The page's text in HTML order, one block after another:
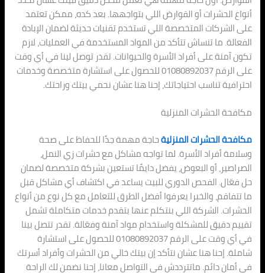
أنواع الحشرات أو القوارض اللي بتواجهها. بعد كده، ممكن تعتمد
على الشركات المتخصصة اللي تستخدم تقنيات حديثة لضمان الإبادة
الفعالة. ما تنساش تتأكد من المواد المستخدمة في العمليات، لازم
تكون آمنة على أفراد الأسرة والحيوانات. تقدر توصل لينا في أي وقت
على الرقم 01080892037 للحصول على استشارة متخصصة وخدمات
احترافية تناسب احتياجاتك، إحنا هنا عشان نحمي بيتك وراحتك.
مكافحة الحشرات المنزلية
مكافحة الحشرات المنزليةحاجة مهمة جدًا للحفاظ على صحة
وسلامة أفراد الأسرة. لما تواجه مشاكل مع حشرات زي النمل،
الصراصير، أو البعوض، يفضل دايمًا تستعين بشركة متخصصة لضمان
حل فعّال. الفحص الدوري للبيت يساعد في اكتشاف أي مشاكل قبل
ما تتفاقم، والخبرا يعرفوا أفضل الطرق للتعامل مع كل نوع من أنواع
الحشرات. الشركة اللي بنتكلم عنها بتقدم خدمات متكاملة تشمل
تقييم دقيق للمشكلة واستخدام مواد آمنة وفعّالة. تقدر تتصل بينا
في أي وقت على الرقم 01080892037 للحصول على استشارة
شاملة. إحنا هنا عشان نتأكد إن بيتك خالي من الحشرات وأفراد أسرتك
في أمان دائم. ماتترددش في التواصل معانا، إحنا نضمن لك الراحة